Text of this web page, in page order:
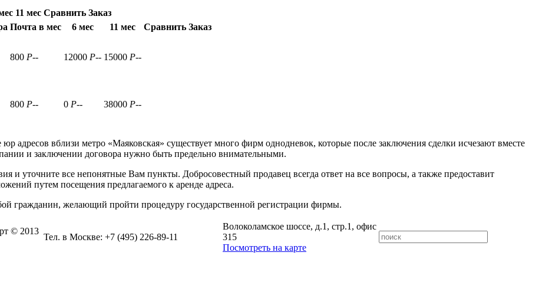
11 мес Сравнить Заказ
Почта в мес 6 мес 11 мес Сравнить Заказ
800 P-- 12000 P-- 15000 P--
800 P-- 0 P-- 38000 P--
адресов вблизи метро «Маяковская» существует много фирм однодневок, которые после заключения сделки исчезают вместе
и заключении договора нужно быть предельно внимательными.
и уточните все непонятные Вам пункты. Добросовестный продавец всегда ответ на все вопросы, а также предоставит
путем посещения предлагаемого к аренде адреса.
гражданин, желающий пройти процедуру государственной регистрации фирмы.
© 2013
Тел. в Москве: +7 (495) 226-89-11
Волоколамское шоссе, д.1, стр.1, офис
315
Посмотреть на карте